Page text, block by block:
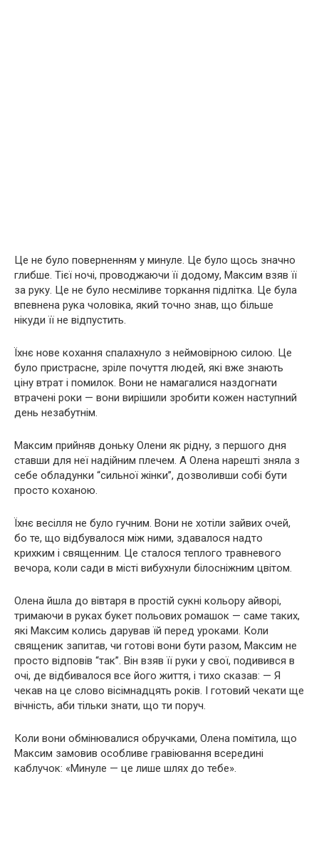
Це не було поверненням у минуле. Це було щось значно
глибше. Тієї ночі, проводжаючи її додому, Максим взяв її
за руку. Це не було несміливе торкання підлітка. Це була
впевнена рука чоловіка, який точно знав, що більше
нікуди її не відпустить.
Їхнє нове кохання спалахнуло з неймовірною силою. Це
було пристрасне, зріле почуття людей, які вже знають
ціну втрат і помилок. Вони не намагалися наздогнати
втрачені роки — вони вирішили зробити кожен наступний
день незабутнім.
Максим прийняв доньку Олени як рідну, з першого дня
ставши для неї надійним плечем. А Олена нарешті зняла з
себе обладунки “сильної жінки”, дозволивши собі бути
просто коханою.
Їхнє весілля не було гучним. Вони не хотіли зайвих очей,
бо те, що відбувалося між ними, здавалося надто
крихким і священним. Це сталося теплого травневого
вечора, коли сади в місті вибухнули білосніжним цвітом.
Олена йшла до вівтаря в простій сукні кольору айворі,
тримаючи в руках букет польових ромашок — саме таких,
які Максим колись дарував їй перед уроками. Коли
священик запитав, чи готові вони бути разом, Максим не
просто відповів “так”. Він взяв її руки у свої, подивився в
очі, де відбивалося все його життя, і тихо сказав: — Я
чекав на це слово вісімнадцять років. І готовий чекати ще
вічність, аби тільки знати, що ти поруч.
Коли вони обмінювалися обручками, Олена помітила, що
Максим замовив особливе гравіювання всередині
каблучок: «Минуле — це лише шлях до тебе».